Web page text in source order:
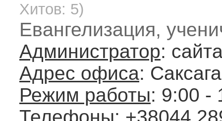
Хитов: 5)
Евангелизация,
Администратор:
Адрес офиса:
Режим работы: 9:00 -